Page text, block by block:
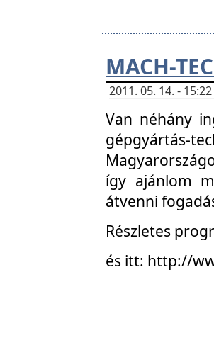
MACH-
2011. 05. 14. -
Van néhány
gépgyártás-
így ajánlom
átvenni
Részletes
és itt: http://